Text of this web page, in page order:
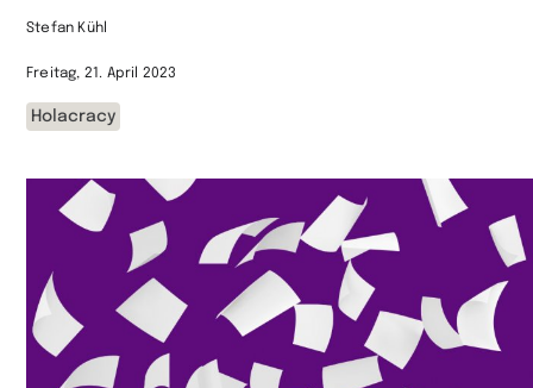
Stefan Kühl
Freitag, 21. April 2023
Holacracy